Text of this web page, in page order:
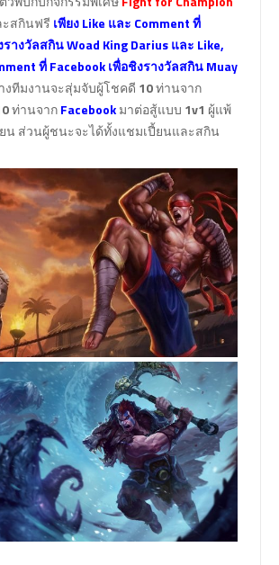
สกินฟรี เพียง Like และ Comment ที่
รางวัลสกิน Woad King Darius และ Like,
ที่ Facebook เพื่อชิงรางวัลสกิน Muay
งทีมงานจะสุ่มจับผู้โชคดี 10ท่านจาก
ท่านจากFacebookมาต่อสู้แบบ 1v1 ผู้แพ้
น ส่วนผู้ชนะจะได้ทั้งแชมเปี้ยนและสกิน